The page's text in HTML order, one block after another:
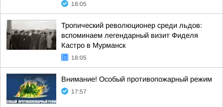
18:05
Тропический революционер среди льдов:
вспоминаем легендарный визит Фиделя
Кастро в Мурманск
18:05
Внимание! Особый противопожарный режим
17:57